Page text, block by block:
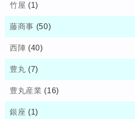
竹屋 (1)
藤商事 (50)
西陣 (40)
豊丸 (7)
豊丸産業 (16)
銀座 (1)